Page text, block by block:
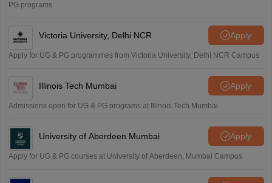
PG programs.
Victoria University, Delhi NCR Apply
Apply for UG & PG programmes from Victoria University, Delhi NCR Campus
Illinois Tech Mumbai Apply
Admissions open for UG & PG programs at Illinois Tech Mumbai
University of Aberdeen Mumbai Apply
Apply for UG & PG courses at University of Aberdeen, Mumbai Campus